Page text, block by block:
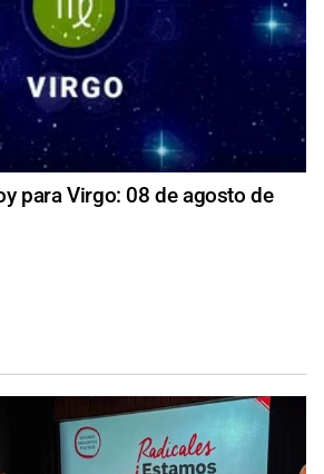
para Virgo: 08 de agosto de